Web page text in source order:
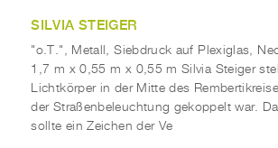
SILVIA STEIGER
"o.T.", Metall, Siebdruck auf Plexiglas,
1,7 m x 0,55 m x 0,55 m Silvia Steiger
Lichtkörper in der Mitte des
der Straßenbeleuchtung gekoppelt war.
sollte ein Zeichen der Ve